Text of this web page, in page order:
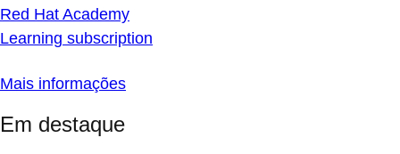
Red Hat Academy
Learning subscription
Mais informações
Em destaque